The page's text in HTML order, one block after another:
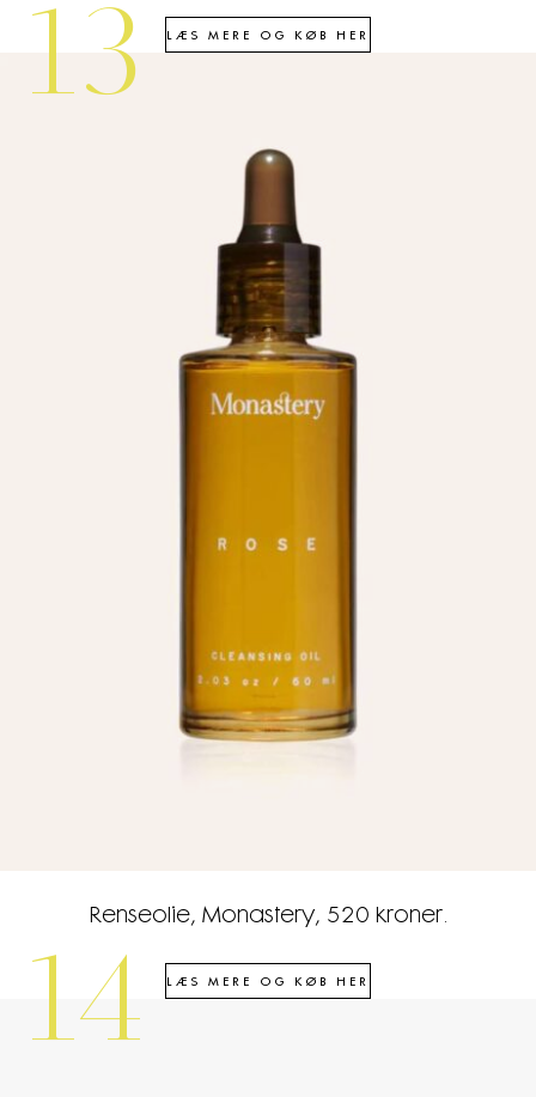
LÆS MERE OG KØB HER
13
Renseolie, Monastery, 520 kroner.
LÆS MERE OG KØB HER
14